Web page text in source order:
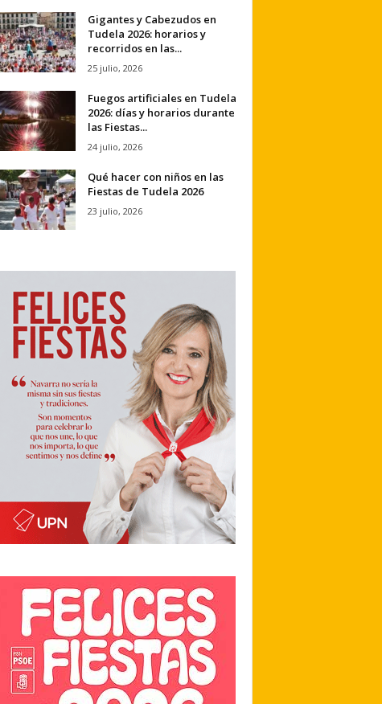
Gigantes y Cabezudos en
Tudela 2026: horarios y
recorridos en las...
25 julio, 2026
Fuegos artificiales en Tudela
2026: días y horarios durante
las Fiestas...
24 julio, 2026
Qué hacer con niños en las
Fiestas de Tudela 2026
23 julio, 2026